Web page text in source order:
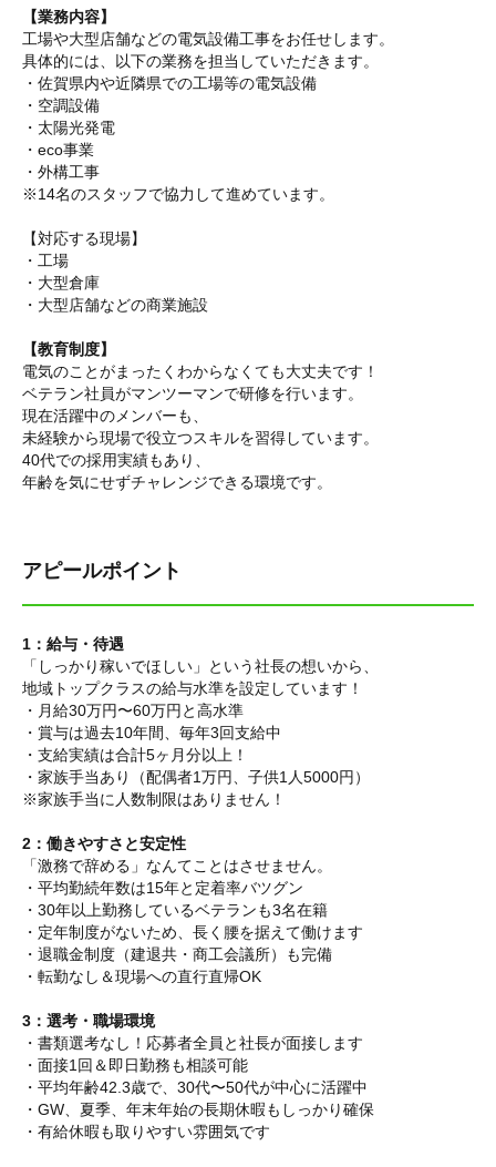
【業務内容】
工場や大型店舗などの電気設備工事をお任せします。
具体的には、以下の業務を担当していただきます。
・佐賀県内や近隣県での工場等の電気設備
・空調設備
・太陽光発電
・eco事業
・外構工事
※14名のスタッフで協力して進めています。
【対応する現場】
・工場
・大型倉庫
・大型店舗などの商業施設
【教育制度】
電気のことがまったくわからなくても大丈夫です！
ベテラン社員がマンツーマンで研修を行います。
現在活躍中のメンバーも、
未経験から現場で役立つスキルを習得しています。
40代での採用実績もあり、
年齢を気にせずチャレンジできる環境です。
アピールポイント
1：給与・待遇
「しっかり稼いでほしい」という社長の想いから、
地域トップクラスの給与水準を設定しています！
・月給30万円〜60万円と高水準
・賞与は過去10年間、毎年3回支給中
・支給実績は合計5ヶ月分以上！
・家族手当あり（配偶者1万円、子供1人5000円）
※家族手当に人数制限はありません！
2：働きやすさと安定性
「激務で辞める」なんてことはさせません。
・平均勤続年数は15年と定着率バツグン
・30年以上勤務しているベテランも3名在籍
・定年制度がないため、長く腰を据えて働けます
・退職金制度（建退共・商工会議所）も完備
・転勤なし＆現場への直行直帰OK
3：選考・職場環境
・書類選考なし！応募者全員と社長が面接します
・面接1回＆即日勤務も相談可能
・平均年齢42.3歳で、30代〜50代が中心に活躍中
・GW、夏季、年末年始の長期休暇もしっかり確保
・有給休暇も取りやすい雰囲気です